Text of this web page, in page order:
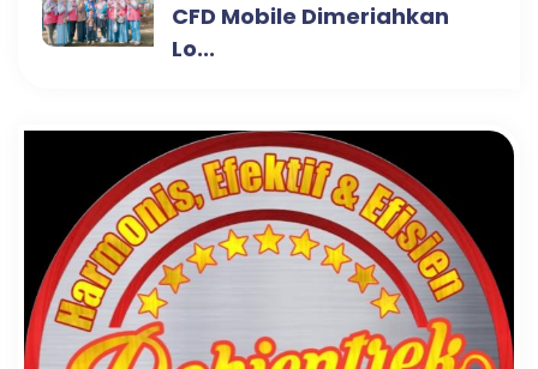
CFD Mobile Dimeriahkan
Lo...